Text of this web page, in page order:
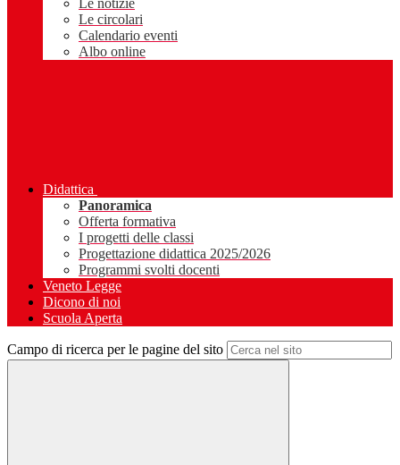
Le notizie
Le circolari
Calendario eventi
Albo online
Didattica
Panoramica
Offerta formativa
I progetti delle classi
Progettazione didattica 2025/2026
Programmi svolti docenti
Veneto Legge
Dicono di noi
Scuola Aperta
Campo di ricerca per le pagine del sito